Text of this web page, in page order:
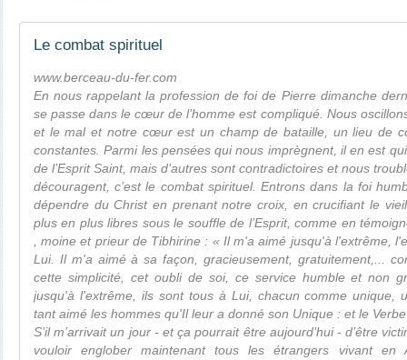
Le combat spirituel
www.berceau-du-fer.com
En nous rappelant la profession de foi de Pierre dimanche
se passe dans le cœur de l’homme est compliqué. Nous
et le mal et notre cœur est un champ de bataille, un lieu de
constantes. Parmi les pensées qui nous imprègnent, il en est
de l’Esprit Saint, mais d’autres sont contradictoires et nous
découragent, c’est le combat spirituel. Entrons dans la foi
dépendre du Christ en prenant notre croix, en crucifiant le
plus en plus libres sous le souffle de l’Esprit, comme en
, moine et prieur de Tibhirine : « Il m'a aimé jusqu'à l'extrême,
Lui. Il m'a aimé à sa façon, gracieusement, gratuitement,...
cette simplicité, cet oubli de soi, ce service humble et non
jusqu'à l'extrême, ils sont tous à Lui, chacun comme unique,
tant aimé les hommes qu'Il leur a donné son Unique : et le
S’il m’arrivait un jour - et ça pourrait être aujourd’hui - d’être
vouloir englober maintenant tous les étrangers vivant en